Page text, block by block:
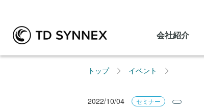
会社紹介
トップ イベント
2022/10/04 セミナー